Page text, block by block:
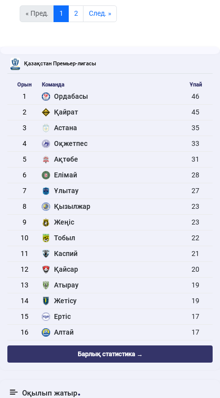
« Пред. 1 2 Cлед. »
Қазақстан Премьер-лигасы
Орын Команда Ұпай
1 Ордабасы
46
2
Қайрат
45
3
Астана
35
4
Оқжетпес
33
5
Ақтөбе
31
6
Елімай
28
7
Ұлытау
27
8
Қызылжар
23
9
Жеңіс
23
10
Тобыл
22
11
Каспий
21
12
Қайсар
20
13
Атырау
19
14
Жетісу
19
15
Ертіс
17
16
Алтай 17
Барлық статистика →
Оқылып жатыр